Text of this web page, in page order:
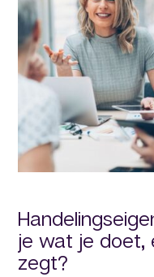
je wat je doet,
zegt?